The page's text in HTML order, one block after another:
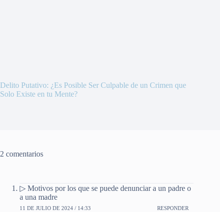
Delito Putativo: ¿Es Posible Ser Culpable de un Crimen que
Solo Existe en tu Mente?
2 comentarios
▷ Motivos por los que se puede denunciar a un padre o
a una madre
11 DE JULIO DE 2024 / 14:33 RESPONDER